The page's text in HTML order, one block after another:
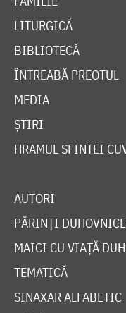
LITURGICĂ
BIBLIOTECĂ
ÎNTREABĂ PREOTUL
MEDIA
ȘTIRI
HRAMUL SFINTEI
AUTORI
PĂRINȚI
MAICI CU VIAȚĂ
TEMATICĂ
SINAXAR ALFABETIC